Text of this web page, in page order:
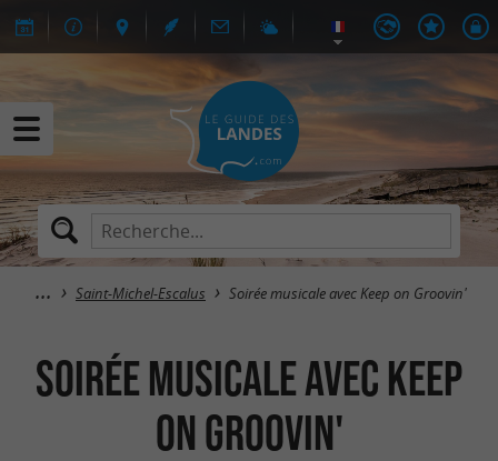
Saint-Michel-Escalus Soirée musicale avec Keep on Groovin'
Soirée musicale avec Keep
on Groovin'